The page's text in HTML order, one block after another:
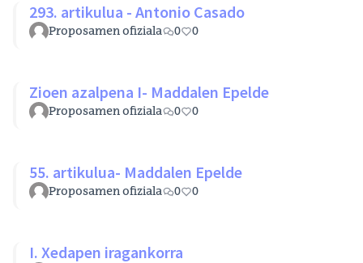
293. artikulua - Antonio Casado
Proposamen ofiziala 0 0
Zioen azalpena I- Maddalen Epelde
Proposamen ofiziala 0 0
55. artikulua- Maddalen Epelde
Proposamen ofiziala 0 0
I. Xedapen iragankorra